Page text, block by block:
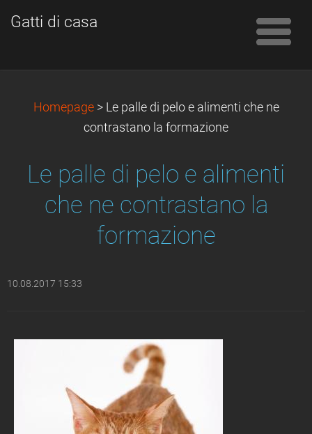
Gatti di casa
Homepage > Le palle di pelo e alimenti che ne
contrastano la formazione
Le palle di pelo e alimenti
che ne contrastano la
formazione
10.08.2017 15:33